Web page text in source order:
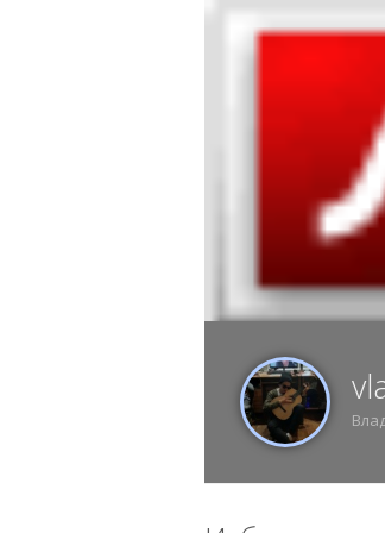
6 АВГУСТА, ЧЕТВЕРГ,